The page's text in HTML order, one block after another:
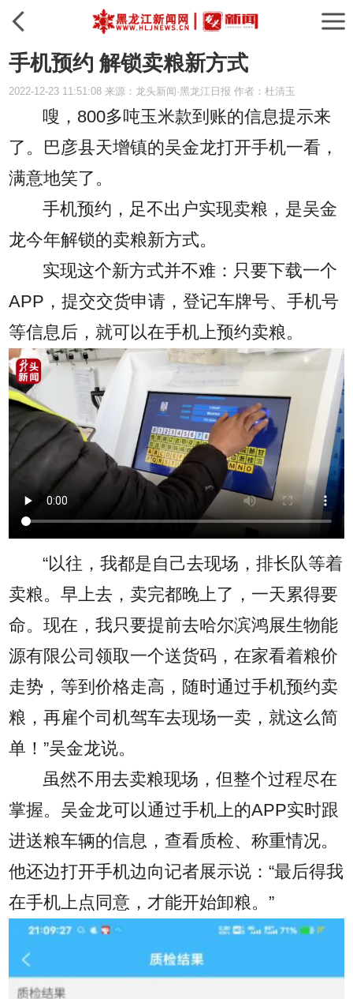
手机预约 解锁卖粮新方式
2022-12-23 11:51:08 来源：龙头新闻·黑龙江日报 作者：杜清玉
嗖，800多吨玉米款到账的信息提示来
了。巴彦县天增镇的吴金龙打开手机一看，
满意地笑了。
手机预约，足不出户实现卖粮，是吴金
龙今年解锁的卖粮新方式。
实现这个新方式并不难：只要下载一个
APP，提交交货申请，登记车牌号、手机号
等信息后，就可以在手机上预约卖粮。
“以往，我都是自己去现场，排长队等着
卖粮。早上去，卖完都晚上了，一天累得要
命。现在，我只要提前去哈尔滨鸿展生物能
源有限公司领取一个送货码，在家看着粮价
走势，等到价格走高，随时通过手机预约卖
粮，再雇个司机驾车去现场一卖，就这么简
单！”吴金龙说。
虽然不用去卖粮现场，但整个过程尽在
掌握。吴金龙可以通过手机上的APP实时跟
进送粮车辆的信息，查看质检、称重情况。
他还边打开手机边向记者展示说：“最后得我
在手机上点同意，才能开始卸粮。”